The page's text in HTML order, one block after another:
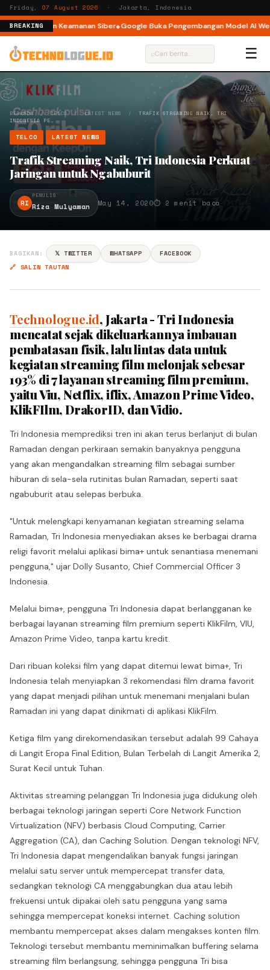
Friday, 07 August 2026 · Jakarta, Indonesia
BREAKING
Insiden Keamanan Siber Google Buka Pengembangan Model AI
⌕ ☰
BERANDA/TELCO/LATEST NEWS /TRAFIK STREAMING NAIK, TRI
INDONESIA PE…
TELCO LATEST NEWS
Trafik Streaming Naik, Tri Indonesia Perkuat
Jaringan untuk Ngabuburit
RI
PENULIS
Riza Mulyawan May 14, 2020⏱ 2 menit baca
BAGIKAN: 𝕏 TWITTER WHATSAPP
FACEBOOK
🔗 SALIN TAUTAN
Technologue.id, Jakarta - Tri Indonesia
mencatat sejak dikeluarkannya imbauan
pembatasan fisik, lalu lintas data untuk
kegiatan streaming film melonjak sebesar
193% di 7 layanan streaming film premium,
yaitu Viu, Netflix, iflix, Amazon Prime Video,
KlikFIlm, DrakorID, dan Vidio.
Tri Indonesia memprediksi tren ini akan terus berlanjut di bulan
Ramadan dengan perkiraan semakin banyaknya pengguna
yang akan mengandalkan streaming film sebagai sumber
hiburan di sela-sela rutinitas bulan Ramadan, seperti saat
ngabuburit atau selepas berbuka.
"Untuk melengkapi kenyamanan kegiatan streaming selama
Ramadan, Tri Indonesia menyediakan akses ke berbagai drama
religi favorit melalui aplikasi bima+ untuk senantiasa menemani
pengguna," ujar Dolly Susanto, Chief Commercial Officer 3
Indonesia.
Melalui bima+, pengguna Tri Indonesia dapat berlangganan ke
berbagai layanan streaming film premium seperti KlikFilm, VIU,
Amazon Prime Video, tanpa kartu kredit.
Dari ribuan koleksi film yang dapat ditemui lewat bima+, Tri
Indonesia telah menyiapkan 3 rekomendasi film drama favorit
yang dapat menjadi pilihan untuk menemani menjalani bulan
Ramadan ini yang dapat dinikmati di aplikasi KlikFilm.
Ketiga film yang direkomendasikan tersebut adalah 99 Cahaya
di Langit Eropa Final Edition, Bulan Terbelah di Langit Amerika 2,
Surat Kecil untuk Tuhan.
Aktivitas streaming pelanggan Tri Indonesia juga didukung oleh
berbagai teknologi jaringan seperti Core Network Function
Virtualization (NFV) berbasis Cloud Computing, Carrier
Aggregation (CA), dan Caching Solution. Dengan teknologi NFV,
Tri Indonesia dapat mengendalikan banyak fungsi jaringan
melalui satu server untuk mempercepat transfer data,
sedangkan teknologi CA menggabungkan dua atau lebih
frekuensi untuk dipakai oleh satu pengguna yang sama
sehingga mempercepat koneksi internet. Caching solution
membantu mempercepat akses dalam mengakses konten film.
Teknologi tersebut membantu meminimalkan buffering selama
streaming film berlangsung, sehingga pengguna Tri bisa